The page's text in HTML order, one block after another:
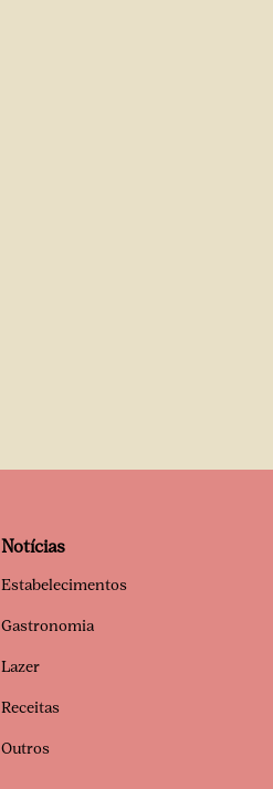
Notícias
Estabelecimentos
Gastronomia
Lazer
Receitas
Outros